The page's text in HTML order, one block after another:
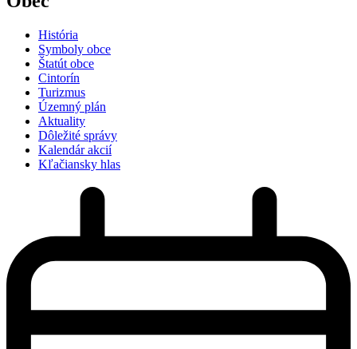
História
Symboly obce
Štatút obce
Cintorín
Turizmus
Územný plán
Aktuality
Dôležité správy
Kalendár akcií
Kľačiansky hlas